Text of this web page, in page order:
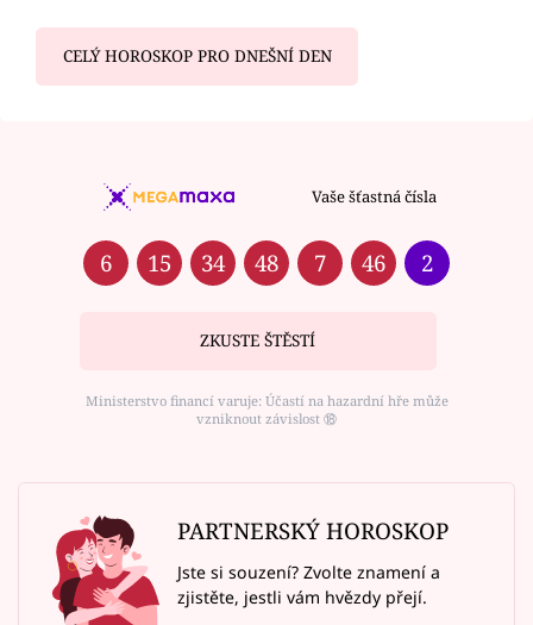
CELÝ HOROSKOP PRO DNEŠNÍ DEN
Vaše šťastná čísla
6 15 34 48 7 46 2
ZKUSTE ŠTĚSTÍ
Ministerstvo financí varuje: Účastí na hazardní hře může
vzniknout závislost ⑱
PARTNERSKÝ HOROSKOP
Jste si souzení? Zvolte znamení a
zjistěte, jestli vám hvězdy přejí.